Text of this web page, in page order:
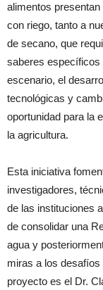
alimentos
con riego, tanto a
de secano, que
saberes
escenario, el
tecnológicas y
oportunidad para la
la agricultura.
Esta iniciativa
investigadores,
de las instituciones
de consolidar una
agua y
miras a los desafíos
proyecto es el Dr.